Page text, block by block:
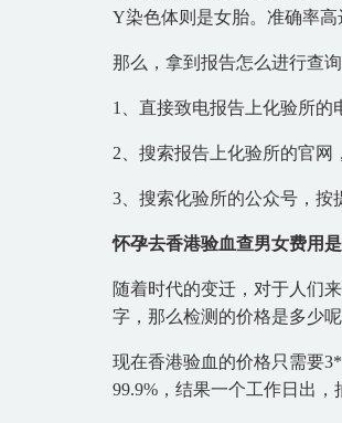
Y染色体则是女胎。准确率高
那么，拿到报告怎么进行查询
1、直接致电报告上化验所的
2、搜索报告上化验所的官网
3、搜索化验所的公众号，按
怀孕去香港验血查男女费用
随着时代的变迁，对于人们
字，那么检测的价格是多少
现在香港验血的价格只需要
99.9%，结果一个工作日出，